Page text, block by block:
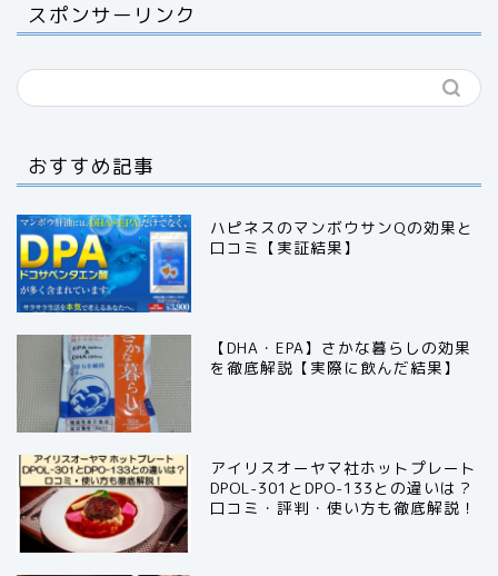
スポンサーリンク
おすすめ記事
ハピネスのマンボウサンQの効果と
口コミ【実証結果】
【DHA・EPA】さかな暮らしの効果
を徹底解説【実際に飲んだ結果】
アイリスオーヤマ社ホットプレート
DPOL-301とDPO-133との違いは？
口コミ・評判・使い方も徹底解説！